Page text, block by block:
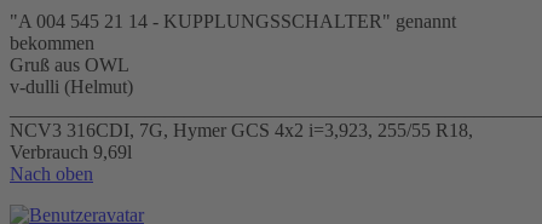
"A 004 545 21 14 - KUPPLUNGSSCHALTER" genannt
bekommen
Gruß aus OWL
v-dulli (Helmut)
NCV3 316CDI, 7G, Hymer GCS 4x2 i=3,923, 255/55 R18,
Verbrauch 9,69l
Nach oben